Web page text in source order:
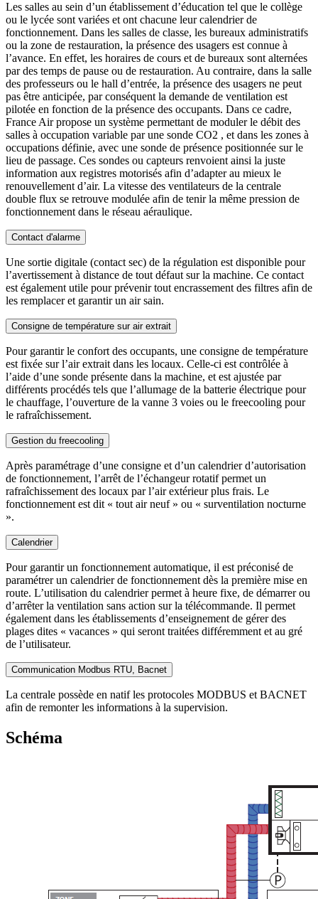
Les salles au sein d’un établissement d’éducation tel que le collège
ou le lycée sont variées et ont chacune leur calendrier de
fonctionnement. Dans les salles de classe, les bureaux administratifs
ou la zone de restauration, la présence des usagers est connue à
l’avance. En effet, les horaires de cours et de bureaux sont alternées
par des temps de pause ou de restauration. Au contraire, dans la salle
des professeurs ou le hall d’entrée, la présence des usagers ne peut
pas être anticipée, par conséquent la demande de ventilation est
pilotée en fonction de la présence des occupants. Dans ce cadre,
France Air propose un système permettant de moduler le débit des
salles à occupation variable par une sonde CO2 , et dans les zones à
occupations définie, avec une sonde de présence positionnée sur le
lieu de passage. Ces sondes ou capteurs renvoient ainsi la juste
information aux registres motorisés afin d’adapter au mieux le
renouvellement d’air. La vitesse des ventilateurs de la centrale
double flux se retrouve modulée afin de tenir la même pression de
fonctionnement dans le réseau aéraulique.
Contact d'alarme
Une sortie digitale (contact sec) de la régulation est disponible pour
l’avertissement à distance de tout défaut sur la machine. Ce contact
est également utile pour prévenir tout encrassement des filtres afin de
les remplacer et garantir un air sain.
Consigne de température sur air extrait
Pour garantir le confort des occupants, une consigne de température
est fixée sur l’air extrait dans les locaux. Celle-ci est contrôlée à
l’aide d’une sonde présente dans la machine, et est ajustée par
différents procédés tels que l’allumage de la batterie électrique pour
le chauffage, l’ouverture de la vanne 3 voies ou le freecooling pour
le rafraîchissement.
Gestion du freecooling
Après paramétrage d’une consigne et d’un calendrier d’autorisation
de fonctionnement, l’arrêt de l’échangeur rotatif permet un
rafraîchissement des locaux par l’air extérieur plus frais. Le
fonctionnement est dit « tout air neuf » ou « surventilation nocturne
».
Calendrier
Pour garantir un fonctionnement automatique, il est préconisé de
paramétrer un calendrier de fonctionnement dès la première mise en
route. L’utilisation du calendrier permet à heure fixe, de démarrer ou
d’arrêter la ventilation sans action sur la télécommande. Il permet
également dans les établissements d’enseignement de gérer des
plages dites « vacances » qui seront traitées différemment et au gré
de l’utilisateur.
Communication Modbus RTU, Bacnet
La centrale possède en natif les protocoles MODBUS et BACNET
afin de remonter les informations à la supervision.
Schéma